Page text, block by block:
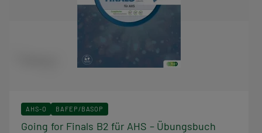
AHS-O BAFEP/BASOP
Going for Finals B2 für AHS – Übungsbuch